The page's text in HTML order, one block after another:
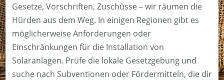
Gesetze, Vorschriften, Zuschüsse – wir räumen die
Hürden aus dem Weg. In einigen Regionen gibt es
möglicherweise Anforderungen oder
Einschränkungen für die Installation von
Solaranlagen. Prüfe die lokale Gesetzgebung und
suche nach Subventionen oder Fördermitteln, die dir